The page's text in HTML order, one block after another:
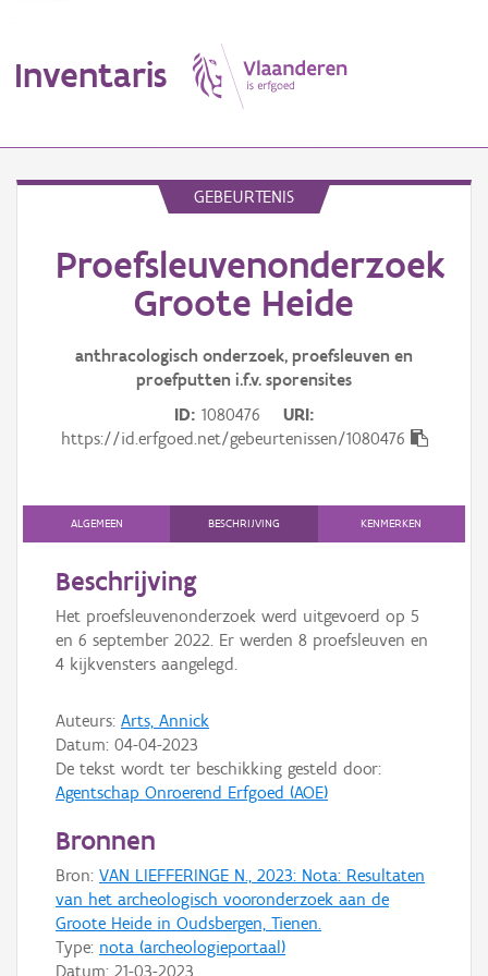
Inventaris
Erfgoedobject
Aanduidingsobject
Waarneming
Gebeurtenis
Downloads
Hergebruik
Aanmelden
GEBEURTENIS
Proefsleuvenonderzoek
Groote Heide
anthracologisch onderzoek, proefsleuven en
proefputten i.f.v. sporensites
ID 1080476
URI
https://id.erfgoed.net/gebeurtenissen/1080476
ALGEMEEN BESCHRIJVING KENMERKEN
Beschrijving
Het proefsleuvenonderzoek werd uitgevoerd op 5
en 6 september 2022. Er werden 8 proefsleuven en
4 kijkvensters aangelegd.
Auteurs: Arts, Annick
Datum: 04-04-2023
De tekst wordt ter beschikking gesteld door:
Agentschap Onroerend Erfgoed (AOE)
Bronnen
Bron: VAN LIEFFERINGE N., 2023: Nota: Resultaten
van het archeologisch vooronderzoek aan de
Groote Heide in Oudsbergen, Tienen.
Type: nota (archeologieportaal)
Datum: 21-03-2023